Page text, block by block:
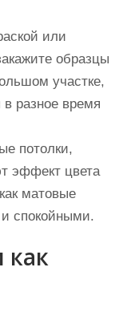
или
образцы
участке,
в разное время
потолки,
эффект цвета
матовые
спокойными.
как